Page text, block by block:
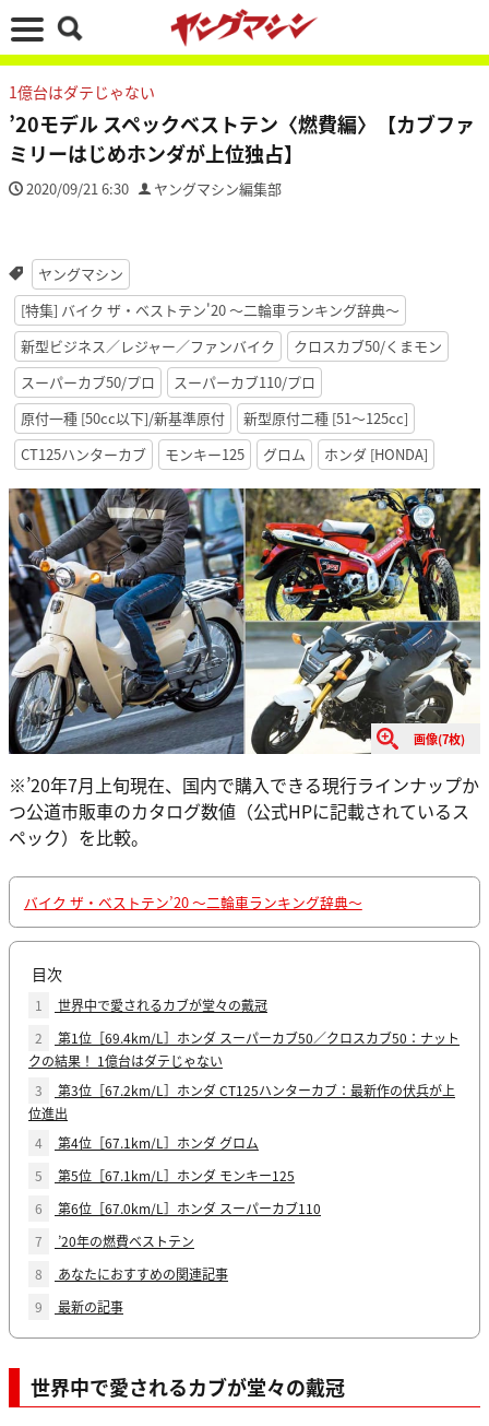
1億台はダテじゃない
’20モデル スペックベストテン〈燃費編〉【カブファ
ミリーはじめホンダが上位独占】
2020/09/21 6:30 ヤングマシン編集部
ヤングマシン
[特集] バイク ザ・ベストテン'20 〜二輪車ランキング辞典〜
新型ビジネス／レジャー／ファンバイク
クロスカブ50/くまモン
スーパーカブ50/プロ
スーパーカブ110/プロ
原付一種 [50cc以下]/新基準原付
新型原付二種 [51〜125cc]
CT125ハンターカブ
モンキー125 グロム ホンダ [HONDA]
画像(7枚)
※’20年7月上旬現在、国内で購入できる現行ラインナップか
つ公道市販車のカタログ数値（公式HPに記載されているス
ペック）を比較。
バイク ザ・ベストテン’20 〜二輪車ランキング辞典〜
目次
1
世界中で愛されるカブが堂々の戴冠
2
第1位［69.4km/L］ホンダ スーパーカブ50／クロスカブ50：ナット
クの結果！ 1億台はダテじゃない
3
第3位［67.2km/L］ホンダ CT125ハンターカブ：最新作の伏兵が上
位進出
4
第4位［67.1km/L］ホンダ グロム
5
第5位［67.1km/L］ホンダ モンキー125
6
第6位［67.0km/L］ホンダ スーパーカブ110
7
’20年の燃費ベストテン
8
あなたにおすすめの関連記事
9
最新の記事
世界中で愛されるカブが堂々の戴冠